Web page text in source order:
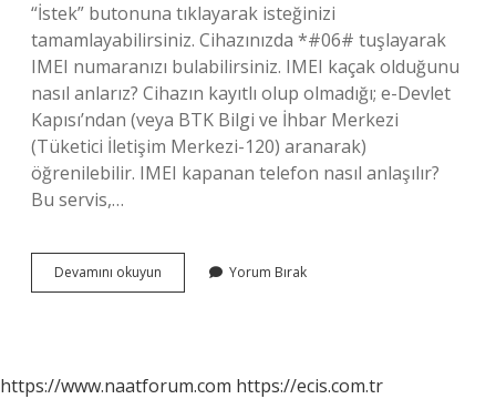
“İstek” butonuna tıklayarak isteğinizi
tamamlayabilirsiniz. Cihazınızda *#06# tuşlayarak
IMEI numaranızı bulabilirsiniz. IMEI kaçak olduğunu
nasıl anlarız? Cihazın kayıtlı olup olmadığı; e-Devlet
Kapısı’ndan (veya BTK Bilgi ve İhbar Merkezi
(Tüketici İletişim Merkezi-120) aranarak)
öğrenilebilir. IMEI kapanan telefon nasıl anlaşılır?
Bu servis,…
Devamını okuyun
Imei
Yorum Bırak
https://www.naatforum.com https://ecis.com.tr